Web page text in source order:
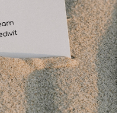
toplaag, waarmee de
hiervan niet